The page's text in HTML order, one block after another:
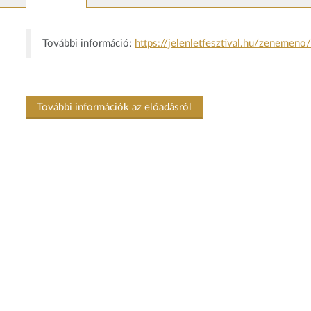
További információ: https://jelenletfesztival.hu/zenemeno/
További információk az előadásról